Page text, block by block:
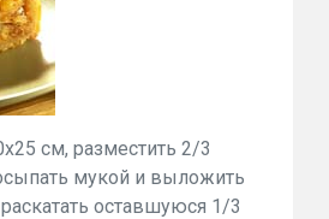
см, разместить 2/3
мукой и выложить
оставшуюся 1/3